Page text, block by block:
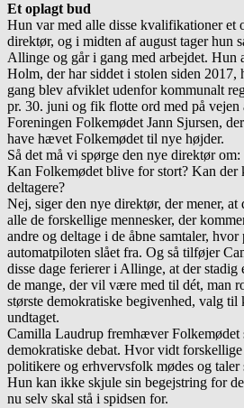
Et oplagt bud
Hun var med alle disse kvalifikationer et
direktør, og i midten af august tager hun
Allinge og går i gang med arbejdet. Hun
Holm, der har siddet i stolen siden
gang blev afviklet udenfor kommunalt
pr. 30. juni og fik flotte ord med på vejen
Foreningen Folkemødet Jann Sjursen,
have hævet Folkemødet til nye højder.
Så det må vi spørge den nye direktør om:
Kan Folkemødet blive for stort? Kan der
deltagere?
Nej, siger den nye direktør, der mener,
alle de forskellige mennesker, der
andre og deltage i de åbne samtaler, hvor
automatpiloten slået fra. Og så tilføjer
disse dage ferierer i Allinge, at der stadig
de mange, der vil være med til dét, man
største demokratiske begivenhed, valg
undtaget.
Camilla Laudrup fremhæver Folkemødet
demokratiske debat. Hvor vidt
politikere og erhvervsfolk mødes og taler
Hun kan ikke skjule sin begejstring for
nu selv skal stå i spidsen for.